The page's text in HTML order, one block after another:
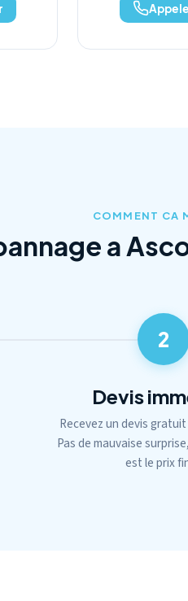
COMMENT CA
a
2
Devis
Recevez un devis
Pas de mauvaise
est le prix